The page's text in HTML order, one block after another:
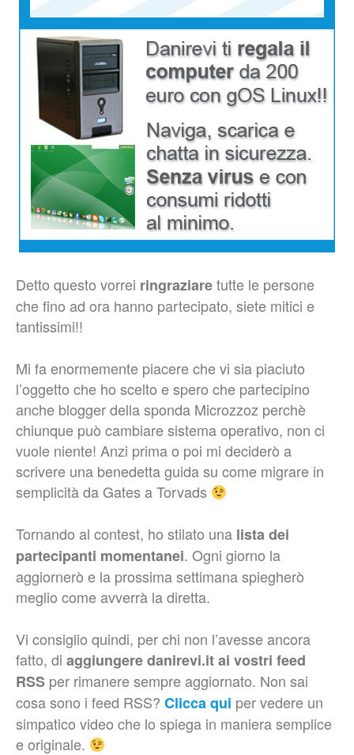
Detto questo vorrei ringraziaretutte le persone
che fino ad ora hanno partecipato, siete mitici e
tantissimi!!
Mi fa enormemente piacere che vi sia piaciuto
l’oggetto che ho scelto e spero che partecipino
anche blogger della sponda Microzzoz perchè
chiunque può cambiare sistema operativo, non ci
vuole niente! Anzi prima o poi mi deciderò a
scrivere una benedetta guida su come migrare in
semplicità da Gates a Torvads
Tornando al contest, ho stilato una lista dei
partecipanti momentanei. Ogni giorno la
aggiornerò e la prossima settimana spiegherò
meglio come avverrà la diretta.
Vi consiglio quindi, per chi non l’avesse ancora
fatto, di aggiungere danirevi.it ai vostri feed
RSS per rimanere sempre aggiornato. Non sai
cosa sono i feed RSS? Clicca qui per vedere un
simpatico video che lo spiega in maniera semplice
e originale.